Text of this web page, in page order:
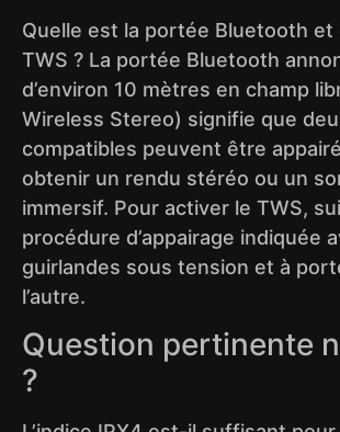
Quelle est la portée Bluetooth et
TWS ? La portée Bluetooth
d’environ 10 mètres en champ
Wireless Stereo) signifie que
compatibles peuvent être
obtenir un rendu stéréo ou un
immersif. Pour activer le TWS,
procédure d’appairage indiquée
guirlandes sous tension et à
l’autre.
Question pertinente
?